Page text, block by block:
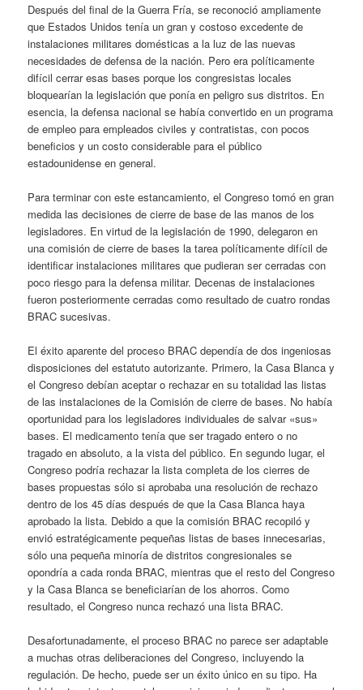
Después del final de la Guerra Fría, se reconoció ampliamente
que Estados Unidos tenía un gran y costoso excedente de
instalaciones militares domésticas a la luz de las nuevas
necesidades de defensa de la nación. Pero era políticamente
difícil cerrar esas bases porque los congresistas locales
bloquearían la legislación que ponía en peligro sus distritos. En
esencia, la defensa nacional se había convertido en un programa
de empleo para empleados civiles y contratistas, con pocos
beneficios y un costo considerable para el público
estadounidense en general.
Para terminar con este estancamiento, el Congreso tomó en gran
medida las decisiones de cierre de base de las manos de los
legisladores. En virtud de la legislación de 1990, delegaron en
una comisión de cierre de bases la tarea políticamente difícil de
identificar instalaciones militares que pudieran ser cerradas con
poco riesgo para la defensa militar. Decenas de instalaciones
fueron posteriormente cerradas como resultado de cuatro rondas
BRAC sucesivas.
El éxito aparente del proceso BRAC dependía de dos ingeniosas
disposiciones del estatuto autorizante. Primero, la Casa Blanca y
el Congreso debían aceptar o rechazar en su totalidad las listas
de las instalaciones de la Comisión de cierre de bases. No había
oportunidad para los legisladores individuales de salvar «sus»
bases. El medicamento tenía que ser tragado entero o no
tragado en absoluto, a la vista del público. En segundo lugar, el
Congreso podría rechazar la lista completa de los cierres de
bases propuestas sólo si aprobaba una resolución de rechazo
dentro de los 45 días después de que la Casa Blanca haya
aprobado la lista. Debido a que la comisión BRAC recopiló y
envió estratégicamente pequeñas listas de bases innecesarias,
sólo una pequeña minoría de distritos congresionales se
opondría a cada ronda BRAC, mientras que el resto del Congreso
y la Casa Blanca se beneficiarían de los ahorros. Como
resultado, el Congreso nunca rechazó una lista BRAC.
Desafortunadamente, el proceso BRAC no parece ser adaptable
a muchas otras deliberaciones del Congreso, incluyendo la
regulación. De hecho, puede ser un éxito único en su tipo. Ha